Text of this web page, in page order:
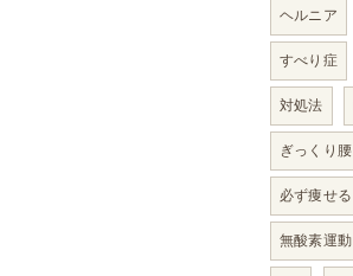
ヘルニア
すべり症
対処法
ぎっくり腰
必ず痩せる
無酸素運動